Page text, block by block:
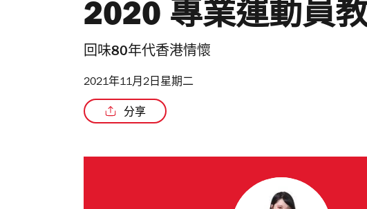
2020 專業運動員
回味80年代香港情懷
2021年11月2日星期二
分享